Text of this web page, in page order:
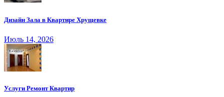
Дизайн Зала в Квартире Хрущевке
Июль 14, 2026
Услуги Ремонт Квартир